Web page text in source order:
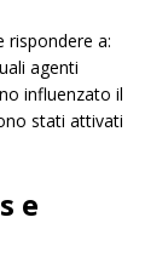
rispondere a:
agenti
influenzato il
stati attivati
e